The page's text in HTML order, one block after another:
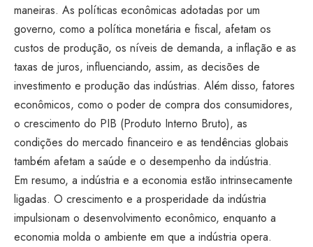
maneiras. As políticas econômicas adotadas por um
governo, como a política monetária e fiscal, afetam os
custos de produção, os níveis de demanda, a inflação e as
taxas de juros, influenciando, assim, as decisões de
investimento e produção das indústrias. Além disso, fatores
econômicos, como o poder de compra dos consumidores,
o crescimento do PIB (Produto Interno Bruto), as
condições do mercado financeiro e as tendências globais
também afetam a saúde e o desempenho da indústria.
Em resumo, a indústria e a economia estão intrinsecamente
ligadas. O crescimento e a prosperidade da indústria
impulsionam o desenvolvimento econômico, enquanto a
economia molda o ambiente em que a indústria opera.